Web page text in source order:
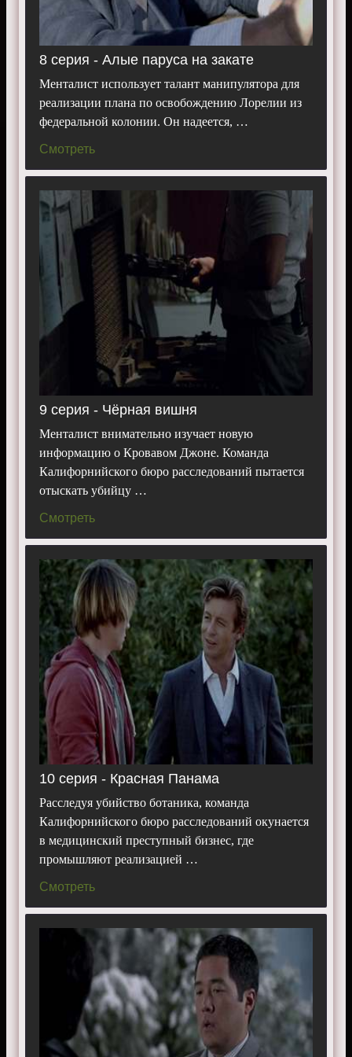
8 серия - Алые паруса на закате
Менталист использует талант манипулятора для
реализации плана по освобождению Лорелии из
федеральной колонии. Он надеется, …
Смотреть
9 серия - Чёрная вишня
Менталист внимательно изучает новую
информацию о Кровавом Джоне. Команда
Калифорнийского бюро расследований пытается
отыскать убийцу …
Смотреть
10 серия - Красная Панама
Расследуя убийство ботаника, команда
Калифорнийского бюро расследований окунается
в медицинский преступный бизнес, где
промышляют реализацией …
Смотреть